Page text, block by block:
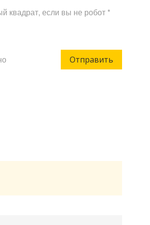
квадрат, если вы не робот *
Отправить